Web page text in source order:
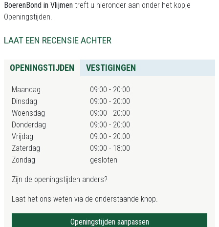
BoerenBond in Vlijmen treft u hieronder aan onder het kopje
Openingstijden.
LAAT EEN RECENSIE ACHTER
OPENINGSTIJDEN VESTIGINGEN
Maandag
09:00 - 20:00
Dinsdag
09:00 - 20:00
Woensdag
09:00 - 20:00
Donderdag
09:00 - 20:00
Vrijdag
09:00 - 20:00
Zaterdag
09:00 - 18:00
Zondag
gesloten
Zijn de openingstijden anders?
Laat het ons weten via de onderstaande knop.
Openingstijden aanpassen